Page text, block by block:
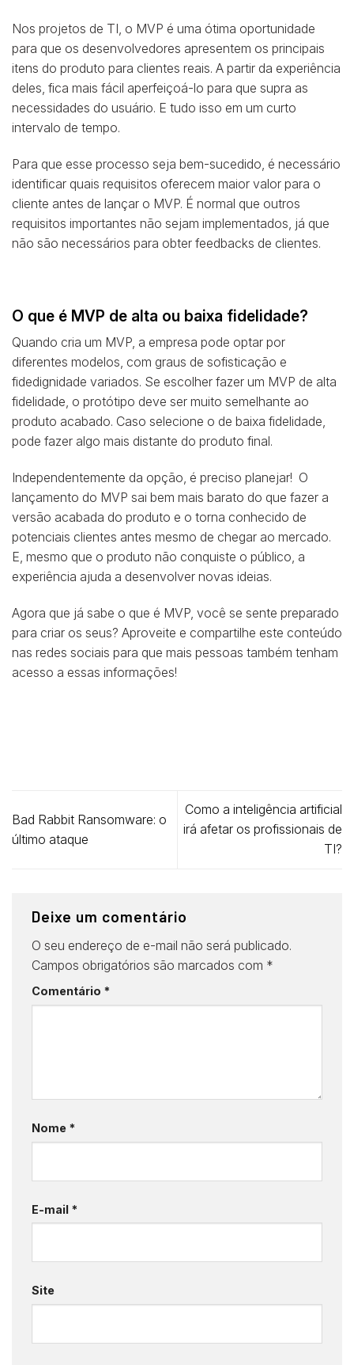
Nos projetos de TI, o MVP é uma ótima oportunidade
para que os desenvolvedores apresentem os principais
itens do produto para clientes reais. A partir da experiência
deles, fica mais fácil aperfeiçoá-lo para que supra as
necessidades do usuário. E tudo isso em um curto
intervalo de tempo.
Para que esse processo seja bem-sucedido, é necessário
identificar quais requisitos oferecem maior valor para o
cliente antes de lançar o MVP. É normal que outros
requisitos importantes não sejam implementados, já que
não são necessários para obter feedbacks de clientes.
O que é MVP de alta ou baixa fidelidade?
Quando cria um MVP, a empresa pode optar por
diferentes modelos, com graus de sofisticação e
fidedignidade variados. Se escolher fazer um MVP de alta
fidelidade, o protótipo deve ser muito semelhante ao
produto acabado. Caso selecione o de baixa fidelidade,
pode fazer algo mais distante do produto final.
Independentemente da opção, é preciso planejar! O
lançamento do MVP sai bem mais barato do que fazer a
versão acabada do produto e o torna conhecido de
potenciais clientes antes mesmo de chegar ao mercado.
E, mesmo que o produto não conquiste o público, a
experiência ajuda a desenvolver novas ideias.
Agora que já sabe o que é MVP, você se sente preparado
para criar os seus? Aproveite e compartilhe este conteúdo
nas redes sociais para que mais pessoas também tenham
acesso a essas informações!
Bad Rabbit Ransomware: o
último ataque
Como a inteligência artificial
irá afetar os profissionais de
TI?
Deixe um comentário
O seu endereço de e-mail não será publicado.
Campos obrigatórios são marcados com *
Comentário *
Nome *
E-mail *
Site